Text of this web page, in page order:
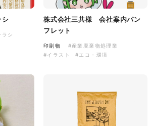
ソレイユ障害年金サポートセン
ター様 コーポレートサイト制
シ
ラシ
株式会社三共様 会社案内パン
フレット
印刷物
#産業廃棄物処理業
#イラスト
#エコ・環境